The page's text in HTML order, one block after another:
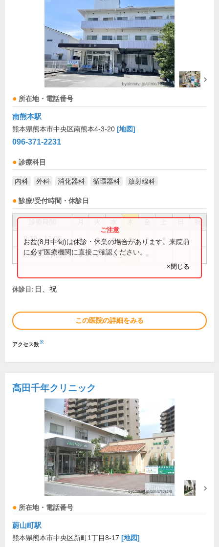
所在地・電話番号
南熊本駅
熊本県熊本市中央区南熊本4-3-20 [地図]
096-371-2231
診療科目
内科 外科 消化器科 循環器科 放射線科
診療/受付時間・休診日
祝
8:30～12:00 ● ● ● ● ●
13:30～17:00 ● ● ●
お盆(8月中旬)は休診・休業の場合があります。来院前
に必ず医療機関に直接ご確認ください。
×閉じる
休診日: 日、祝
この医院の詳細をみる
アクセス数※
髙田千年クリニック
所在地・電話番号
蔚山町駅
熊本県熊本市中央区新町1丁目8-17 [地図]